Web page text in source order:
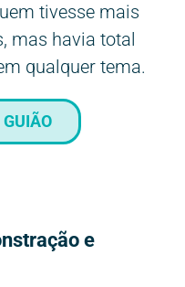
tivesse mais
mas havia total
qualquer tema.
e